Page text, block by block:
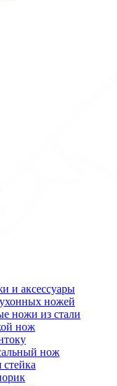
и аксессуары
ножей
ножи из стали
нож
нож